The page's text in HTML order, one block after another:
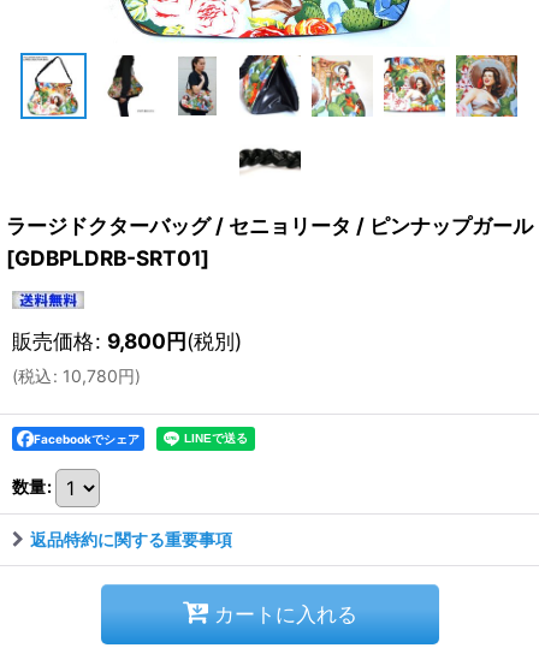
ラージドクターバッグ / セニョリータ / ピンナップガール
[GDBPLDRB-SRT01]
販売価格: 9,800円(税別)
(税込: 10,780円)
Facebookでシェア
数量:
返品特約に関する重要事項
カートに入れる